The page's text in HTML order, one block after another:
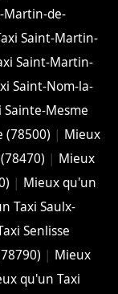
Martin-de-
Saint-Martin-
Saint-Martin-
Saint-Nom-la-
Mesme
(78500) | Mieux
| Mieux
| Mieux qu'un
Taxi Saulx-
Senlisse
| Mieux
qu'un Taxi